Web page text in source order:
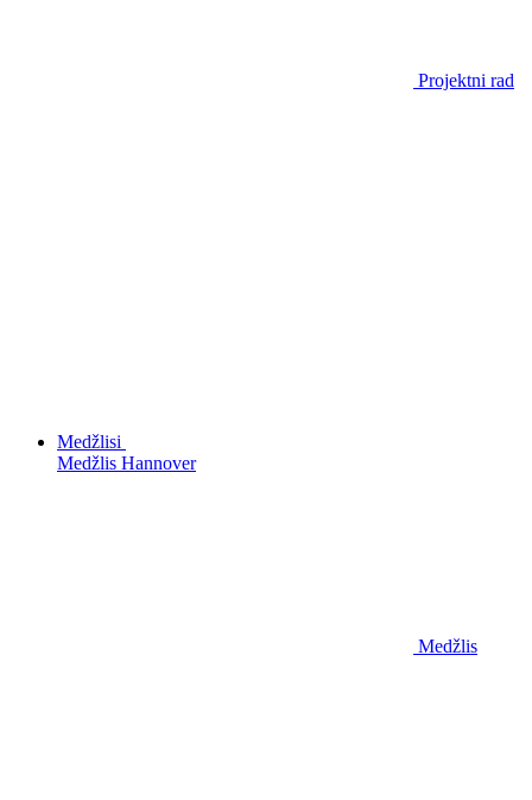
Projektni rad
Medžlisi
Medžlis Hannover
Medžlis